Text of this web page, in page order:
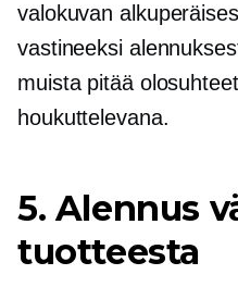
valokuvan
vastineeksi
muista pitää
houkuttelevana.
5. Alennus
tuotteesta